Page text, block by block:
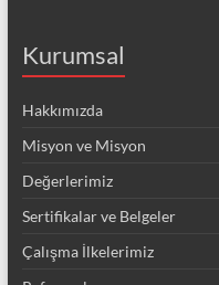
Kurumsal
Hakkımızda
Misyon ve Misyon
Değerlerimiz
Sertifikalar ve Belgeler
Çalışma İlkelerimiz